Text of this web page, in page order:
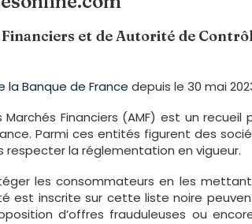
et de Autorité de
la Banque de France depuis le 30 mai
Financiers (AMF) est un recueil
Parmi ces entités figurent des
respecter la réglementation en vigueur.
les consommateurs en les
est inscrite sur cette liste noire
d’offres frauduleuses ou